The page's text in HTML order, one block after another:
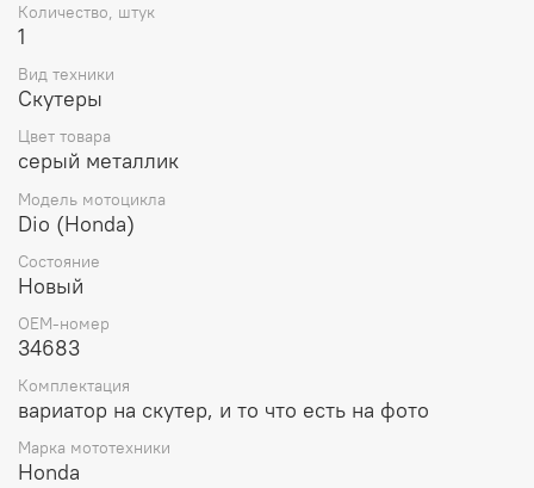
Количество, штук
1
Вид техники
Скутеры
Цвет товара
серый металлик
Модель мотоцикла
Dio (Honda)
Состояние
Новый
OEM-номер
34683
Комплектация
вариатор на скутер, и то что есть на фото
Марка мототехники
Honda